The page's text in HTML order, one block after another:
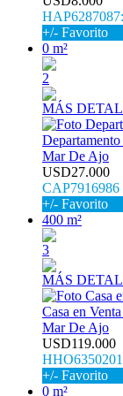
+/- Favorito
0 m²
2
MÁS
Mar De Ajo
USD27.000
CAP7916986
+/- Favorito
400 m²
3
MÁS
Casa en
Mar De Ajo
USD119.000
+/- Favorito
0 m²